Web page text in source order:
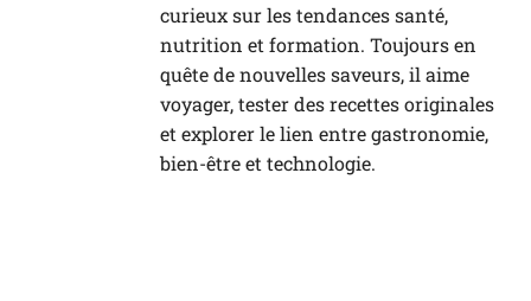
curieux sur les tendances santé,
nutrition et formation. Toujours en
quête de nouvelles saveurs, il aime
voyager, tester des recettes originales
et explorer le lien entre gastronomie,
bien-être et technologie.